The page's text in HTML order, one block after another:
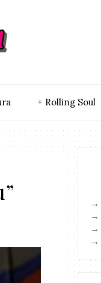
+ Rolling Soul
→
→
→
→